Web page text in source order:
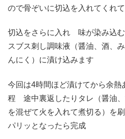
ので骨ぞいに切込を入れてくれ
切込をさらに入れ 味が染み込
スブス刺し調味液（醤油、酒、
んにく）に漬け込みます
今回は4時間ほど漬けてから余熱
程 途中裏返したりタレ（醤油
を混ぜて火を入れて煮切る）を
パリッとなったら完成